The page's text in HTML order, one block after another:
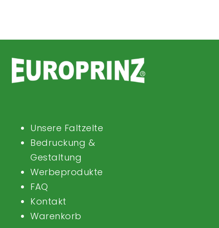
Unsere Faltzelte
Bedruckung &
Gestaltung
Werbeprodukte
FAQ
Kontakt
Warenkorb